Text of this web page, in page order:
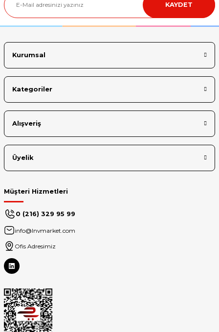
KAYDET
Kurumsal
Kategoriler
Alışveriş
Üyelik
Müşteri Hizmetleri
0 (216) 329 95 99
info@lnvmarket.com
Ofis Adresimiz